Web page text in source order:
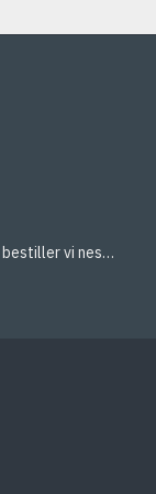
Vareopptelling - snart bestiller vi neste års fluer